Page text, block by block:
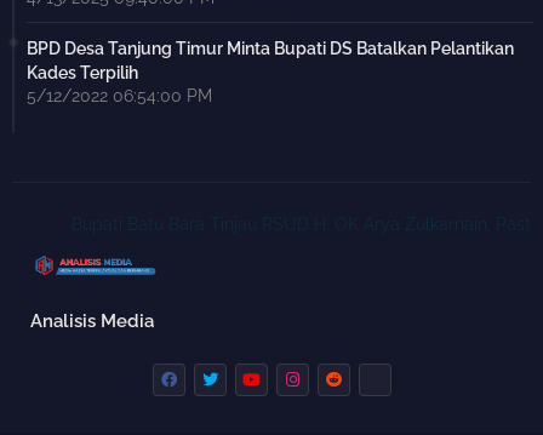
BPD Desa Tanjung Timur Minta Bupati DS Batalkan Pelantikan
Kades Terpilih
5/12/2022 06:54:00 PM
Analisis Media